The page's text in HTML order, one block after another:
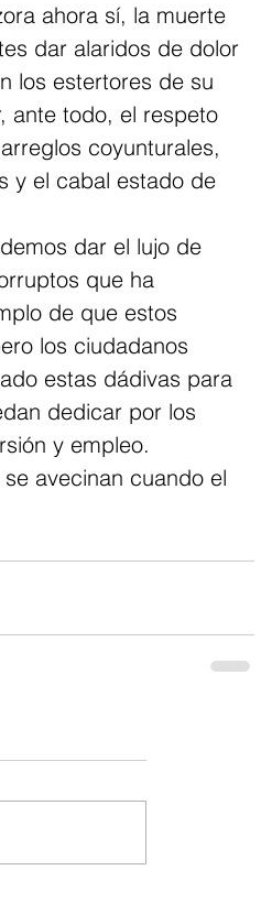
ahora sí, la muerte
dar alaridos de dolor
los estertores de su
ante todo, el respeto
coyunturales,
y el cabal estado de
dar el lujo de
que ha
de que estos
los ciudadanos
estas dádivas para
dedicar por los
y empleo.
avecinan cuando el